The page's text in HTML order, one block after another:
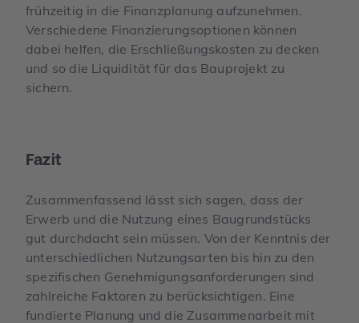
frühzeitig in die Finanzplanung aufzunehmen.
Verschiedene Finanzierungsoptionen können
dabei helfen, die Erschließungskosten zu decken
und so die Liquidität für das Bauprojekt zu
sichern.
Fazit
Zusammenfassend lässt sich sagen, dass der
Erwerb und die Nutzung eines Baugrundstücks
gut durchdacht sein müssen. Von der Kenntnis der
unterschiedlichen Nutzungsarten bis hin zu den
spezifischen Genehmigungsanforderungen sind
zahlreiche Faktoren zu berücksichtigen. Eine
fundierte Planung und die Zusammenarbeit mit